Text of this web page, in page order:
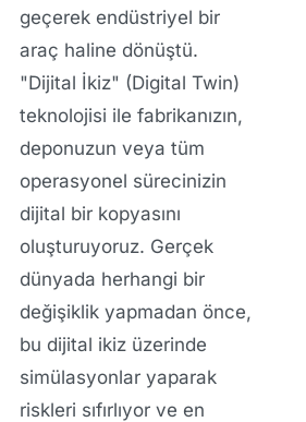
geçerek endüstriyel bir
araç haline dönüştü.
"Dijital İkiz" (Digital Twin)
teknolojisi ile fabrikanızın,
deponuzun veya tüm
operasyonel sürecinizin
dijital bir kopyasını
oluşturuyoruz. Gerçek
dünyada herhangi bir
değişiklik yapmadan önce,
bu dijital ikiz üzerinde
simülasyonlar yaparak
riskleri sıfırlıyor ve en